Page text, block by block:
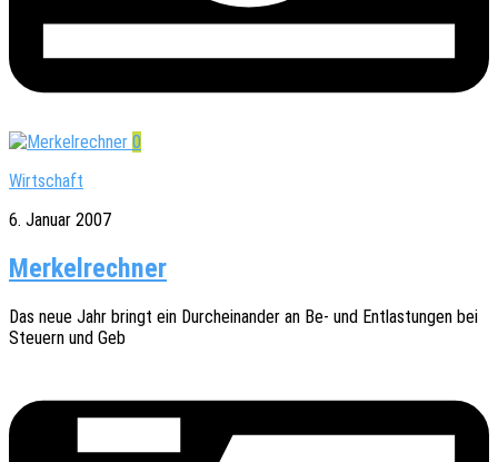
0
Wirtschaft
6. Januar 2007
Merkelrechner
Das neue Jahr bringt ein Durch­ein­an­der an Be- und Entlas­tun­gen bei
Steu­ern und Geb